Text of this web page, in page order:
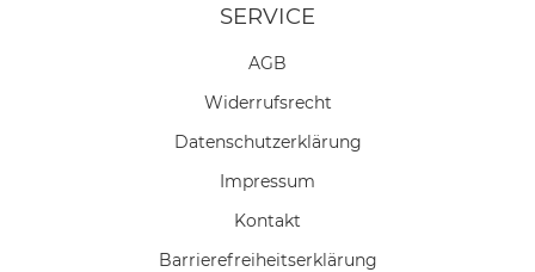
SERVICE
AGB
Widerrufs­recht
Daten­schutz­erklärung
Impressum
Kontakt
Barrierefreiheitserklärung